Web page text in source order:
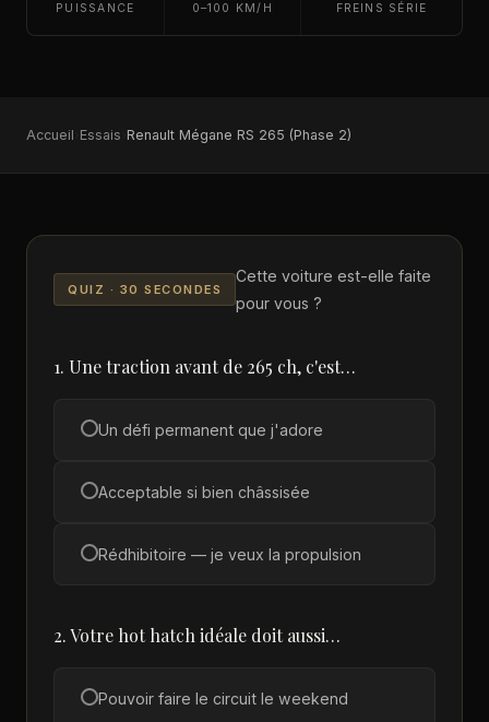
PUISSANCE 0–100 KM/H FREINS SÉRIE
Accueil Essais Renault Mégane RS 265 (Phase 2)
QUIZ · 30 SECONDES
Cette voiture est-elle faite
pour vous ?
1. Une traction avant de 265 ch, c'est…
Un défi permanent que j'adore
Acceptable si bien châssisée
Rédhibitoire — je veux la propulsion
2. Votre hot hatch idéale doit aussi…
Pouvoir faire le circuit le weekend